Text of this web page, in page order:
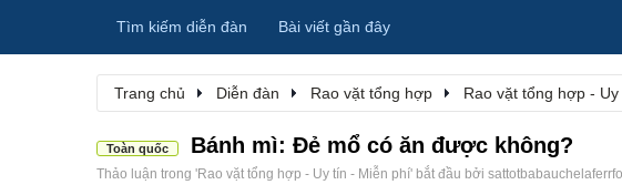
Trang chủ Diễn đàn Rao vặt tổng hợp Rao vặt tổng hợp -
Toàn quốc Bánh mì: Đẻ mổ có ăn được không?
Thảo luận trong 'Rao vặt tổng hợp - Uy tín - Miễn phí' bắt đầu bởi
Tìm kiếm diễn đàn Bài viết gần đây